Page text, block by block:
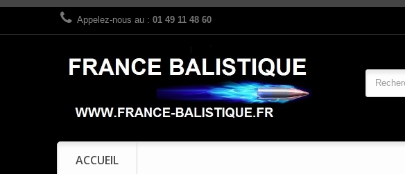
Appelez-nous au : 01 49 11 48 60
ACCUEIL